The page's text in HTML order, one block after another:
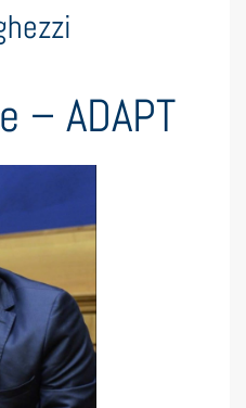
– ADAPT